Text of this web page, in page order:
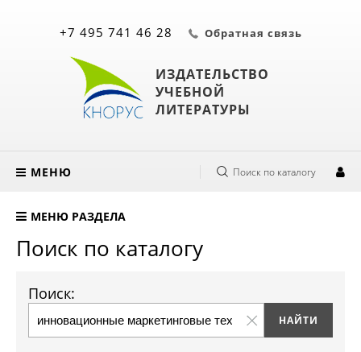
ИЗДАТЕЛЬСТВО
УЧЕБНОЙ
ЛИТЕРАТУРЫ
+7 495 741 46 28 Обратная связь
МЕНЮ Поиск по каталогу
МЕНЮ РАЗДЕЛА
Поиск по каталогу
Поиск: